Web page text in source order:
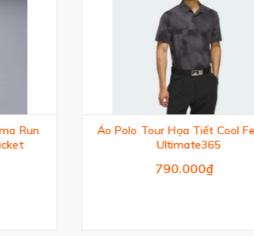
Áo Polo Tour Họa Tiết Cool Feeling
Ultimate365
790.000₫